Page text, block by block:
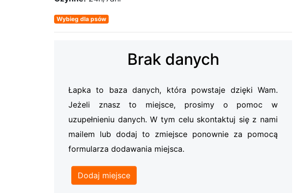
Wybieg dla psów
Brak danych
Łapka to baza danych, która powstaje dzięki Wam.
Jeżeli znasz to miejsce, prosimy o pomoc w
uzupełnieniu danych. W tym celu skontaktuj się z nami
mailem lub dodaj to zmiejsce ponownie za pomocą
formularza dodawania miejsca.
Dodaj miejsce